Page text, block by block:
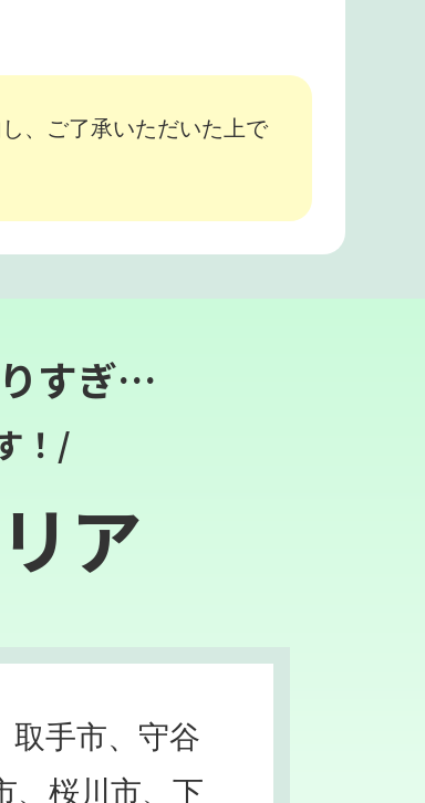
、ご了承いただいた上で
すぎ…
！/
ア
取手市、守谷
、桜川市、下